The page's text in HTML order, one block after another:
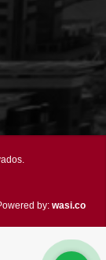
by: wasi.co